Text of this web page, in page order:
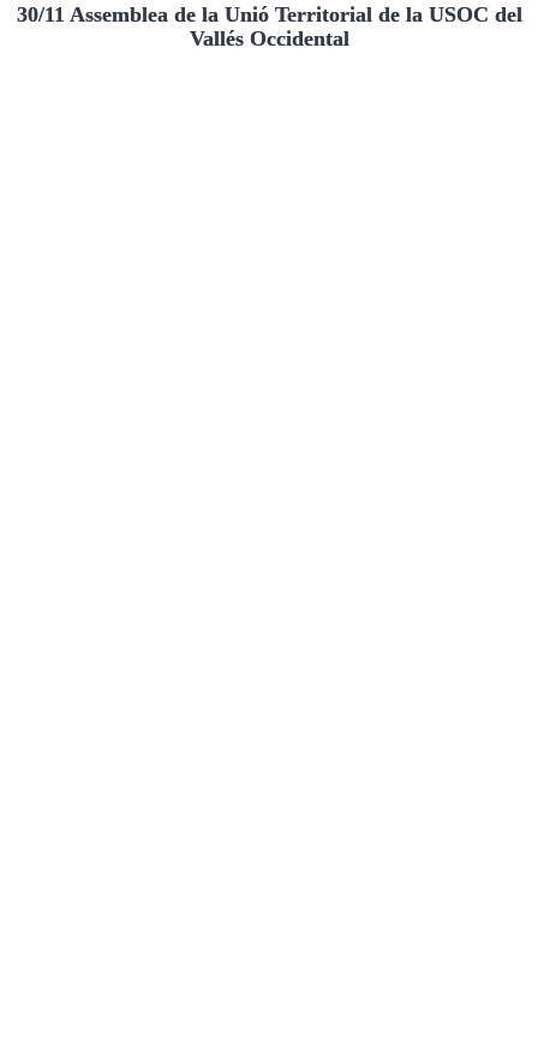
30/11 Assemblea de la Unió Territorial de la USOC del
Vallés Occidental